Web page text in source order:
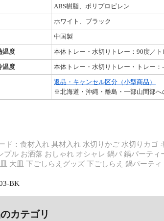
ABS樹脂、ポリプロピレン
ホワイト、ブラック
中国製
温度 本体トレー・水切りトレー：90度／
温度 本体トレー・水切りトレー・トレー：
返品・キャンセル区分（小型商品）
※北海道・沖縄・離島・一部山間部へ
ド：食材入れ 具材入れ 水切りかご 水切りカゴ
プル お洒落 おしゃれ オシャレ 鍋パ 鍋パーテ
皿 大皿 下ごしらえグッズ 下ごしらえ 鍋パーテ
BK
カテゴリ